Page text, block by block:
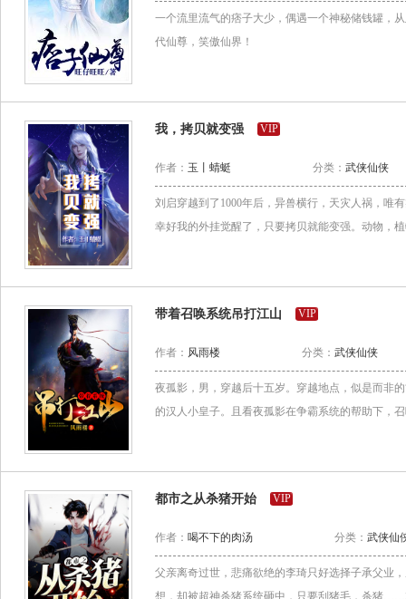
一个流里流气的痞子大少，偶遇一个神秘储钱罐，
代仙尊，笑傲仙界！
我，拷贝就变强 VIP
作者： 玉丨蜻蜓 分类： 武侠仙侠
刘启穿越到了1000年后，异兽横行，天灾人祸，唯
幸好我的外挂觉醒了，只要拷贝就能变强。动物，
带着召唤系统吊打江山 VIP
作者： 风雨楼 分类： 武侠仙侠
夜孤影，男，穿越后十五岁。穿越地点，似是而非
的汉人小皇子。且看夜孤影在争霸系统的帮助下，
都市之从杀猪开始 VIP
作者： 喝不下的肉汤 分类： 武侠仙
父亲离奇过世，悲痛欲绝的李琦只好选择子承父业
想，却被超神杀猪系统砸中，只要刮猪毛，杀猪